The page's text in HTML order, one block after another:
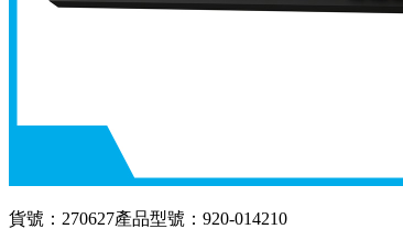
貨號：270627產品型號：920-014210